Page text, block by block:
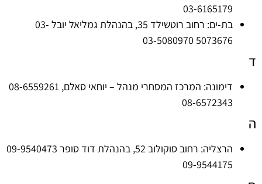
03-6165179
בת-ים: רחוב רוטשילד 35, בהנהלת גמליאל יובל 03-
5073676 03-5080970
ד
דימונה: המרכז המסחרי מנהל – יוחאי סאלם, 08-6559261
08-6572343
ה
הרצליה: רחוב סוקולוב 52, בהנהלת דוד סופר 09-9540473
09-9544175